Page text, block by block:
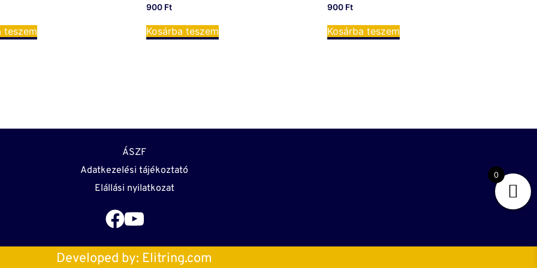
teszem
900 Ft
Kosárba teszem
900 Ft
Kosárba teszem
ÁSZF
Adatkezelési tájékoztató
Elállási nyilatkozat
Developed by: Elitring.com
0